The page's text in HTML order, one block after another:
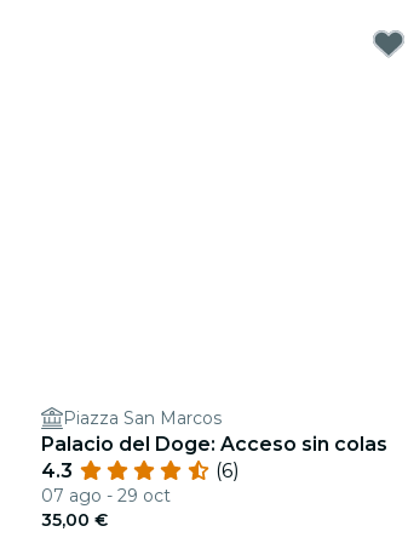
Piazza San Marcos
Palacio del Doge: Acceso sin colas
4.3
(6)
07 ago - 29 oct
35,00 €